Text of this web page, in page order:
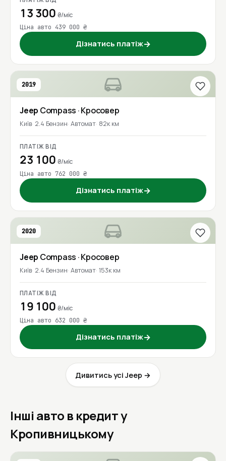
13 300 ₴/міс
Ціна авто 439 000 ₴
Дізнатись платіж→
2019
Jeep Compass · Кросовер
Київ 2.4 Бензин Автомат 82к км
ПЛАТІЖ ВІД
23 100 ₴/міс
Ціна авто 762 000 ₴
Дізнатись платіж→
2020
Jeep Compass · Кросовер
Київ 2.4 Бензин Автомат 153к км
ПЛАТІЖ ВІД
19 100 ₴/міс
Ціна авто 632 000 ₴
Дізнатись платіж→
Дивитись усі Jeep →
Інші авто в кредит у
Кропивницькому